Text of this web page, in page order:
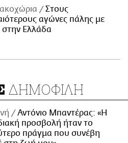
Στους
αγώνες πάλης με
στην Ελλάδα
ΔΗΜΟΦΙΛΗ
Αντόνιο Μπαντέρας: «Η
προσβολή ήταν το
πράγμα που συνέβη